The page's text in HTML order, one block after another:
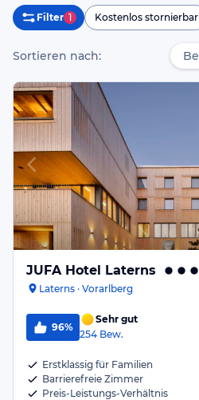
Filter 1 Kostenlos stornierbar
Sortieren nach:
JUFA Hotel Laterns
Laterns · Vorarlberg
96%
Sehr gut
254 Bew.
Erstklassig für Familien
Barrierefreie Zimmer
Preis-Leistungs-Verhältnis